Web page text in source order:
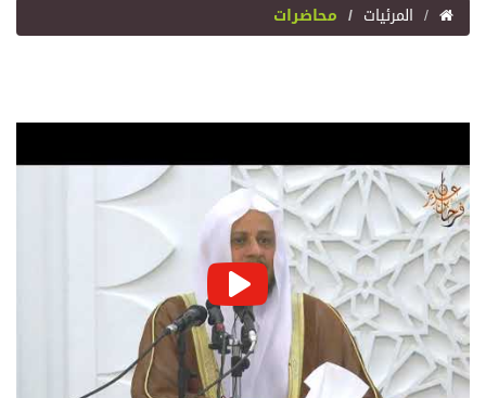
المرئيات محاضرات